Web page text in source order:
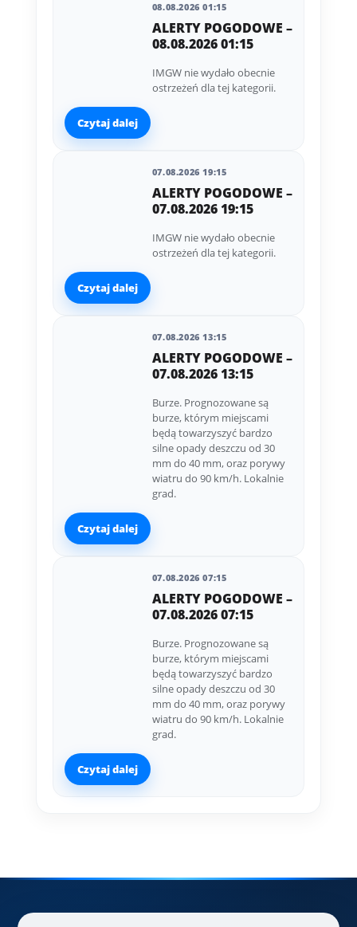
08.08.2026 01:15
ALERTY POGODOWE –
08.08.2026 01:15
IMGW nie wydało obecnie
ostrzeżeń dla tej kategorii.
Czytaj dalej
07.08.2026 19:15
ALERTY POGODOWE –
07.08.2026 19:15
IMGW nie wydało obecnie
ostrzeżeń dla tej kategorii.
Czytaj dalej
07.08.2026 13:15
ALERTY POGODOWE –
07.08.2026 13:15
Burze. Prognozowane są
burze, którym miejscami
będą towarzyszyć bardzo
silne opady deszczu od 30
mm do 40 mm, oraz porywy
wiatru do 90 km/h. Lokalnie
grad.
Czytaj dalej
07.08.2026 07:15
ALERTY POGODOWE –
07.08.2026 07:15
Burze. Prognozowane są
burze, którym miejscami
będą towarzyszyć bardzo
silne opady deszczu od 30
mm do 40 mm, oraz porywy
wiatru do 90 km/h. Lokalnie
grad.
Czytaj dalej